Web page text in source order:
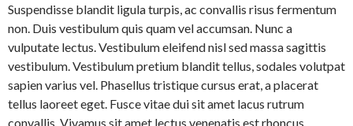
Suspendisse blandit ligula turpis, ac convallis risus fermentum
non. Duis vestibulum quis quam vel accumsan. Nunc a
vulputate lectus. Vestibulum eleifend nisl sed massa sagittis
vestibulum. Vestibulum pretium blandit tellus, sodales volutpat
sapien varius vel. Phasellus tristique cursus erat, a placerat
tellus laoreet eget. Fusce vitae dui sit amet lacus rutrum
convallis. Vivamus sit amet lectus venenatis est rhoncus